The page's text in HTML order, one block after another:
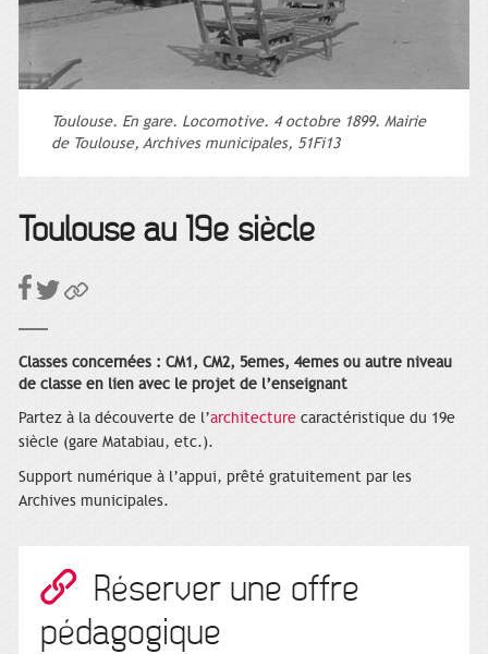
Toulouse. En gare. Locomotive. 4 octobre 1899. Mairie
de Toulouse, Archives municipales, 51Fi13
Toulouse au 19e siècle
Classes concernées : CM1, CM2, 5emes, 4emes ou autre niveau
de classe en lien avec le projet de l’enseignant
Partez à la découverte de l’architecture caractéristique du 19e
siècle (gare Matabiau, etc.).
Support numérique à l’appui, prêté gratuitement par les
Archives municipales.
Réserver une offre
pédagogique